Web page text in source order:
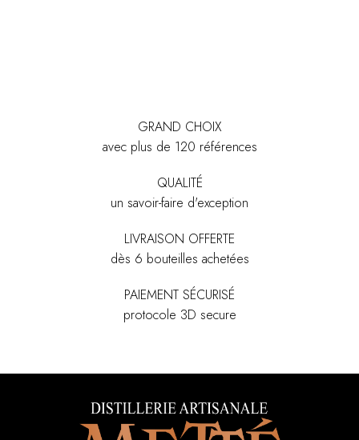
GRAND CHOIX
avec plus de 120 références
QUALITÉ
un savoir-faire d'exception
LIVRAISON OFFERTE
dès 6 bouteilles achetées
PAIEMENT SÉCURISÉ
protocole 3D secure